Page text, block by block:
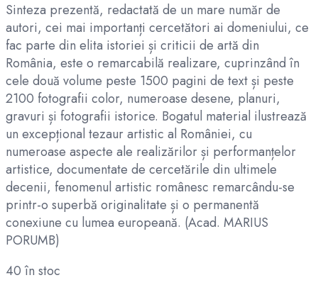
Sinteza prezentă, redactată de un mare număr de
autori, cei mai importanți cercetători ai domeniului, ce
fac parte din elita istoriei și criticii de artă din
România, este o remarcabilă realizare, cuprinzând în
cele două volume peste 1500 pagini de text și peste
2100 fotografii color, numeroase desene, planuri,
gravuri și fotografii istorice. Bogatul material ilustrează
un excepțional tezaur artistic al României, cu
numeroase aspecte ale realizărilor și performanțelor
artistice, documentate de cercetările din ultimele
decenii, fenomenul artistic românesc remarcându-se
printr-o superbă originalitate și o permanentă
conexiune cu lumea europeană. (Acad. MARIUS
PORUMB)
40 în stoc